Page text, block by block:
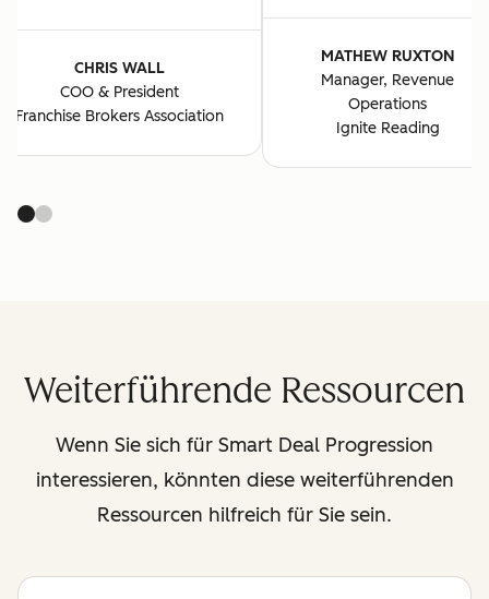
CHRIS WALL
COO & President
Franchise Brokers Association
MATHEW RUXTON
Manager, Revenue
Operations
Ignite Reading
Weiterführende Ressourcen
Wenn Sie sich für Smart Deal Progression
interessieren, könnten diese weiterführenden
Ressourcen hilfreich für Sie sein.